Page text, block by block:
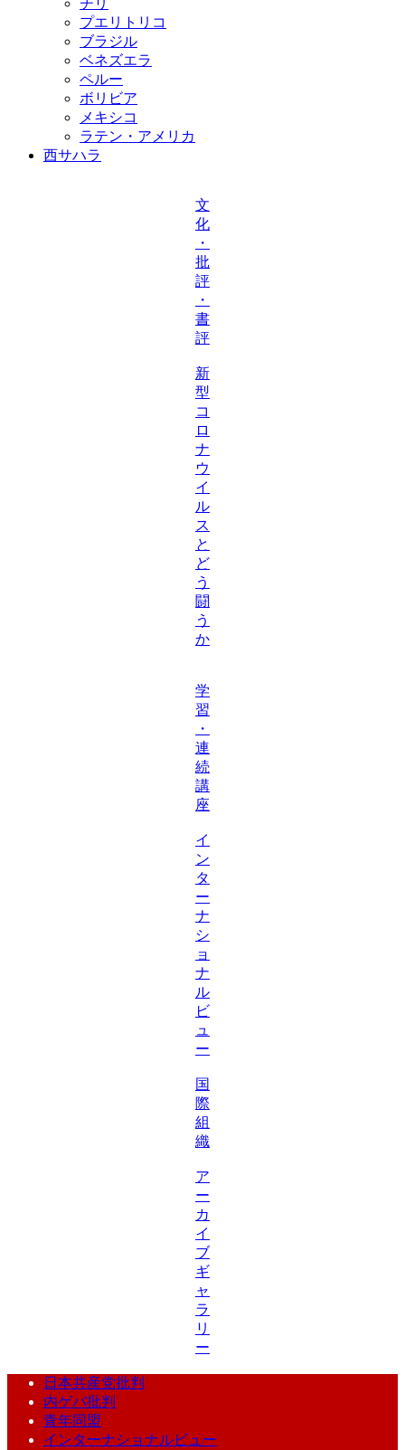
チリ
プエリトリコ
ブラジル
ベネズエラ
ペルー
ボリビア
メキシコ
ラテン・アメリカ
西サハラ
文
化
・
批
評
・
書
評
新
型
コ
ロ
ナ
ウ
イ
ル
ス
と
ど
う
闘
う
か
学
習
・
連
続
講
座
イ
ン
タ
ー
ナ
シ
ョ
ナ
ル
ビ
ュ
ー
国
際
組
織
ア
ー
カ
イ
ブ
ギ
ャ
ラ
リ
ー
日本共産党批判
内ゲバ批判
青年同盟
インターナショナルビュー